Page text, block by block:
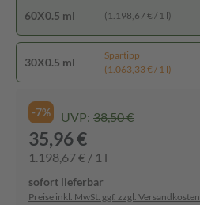
60X0.5 ml (1.198,67 € / 1 l)
30X0.5 ml
Spartipp
(1.063,33 € / 1 l)
-7% UVP: 38,50 €
35,96 €
1.198,67 € / 1 l
sofort lieferbar
Preise inkl. MwSt. ggf. zzgl. Versandkosten